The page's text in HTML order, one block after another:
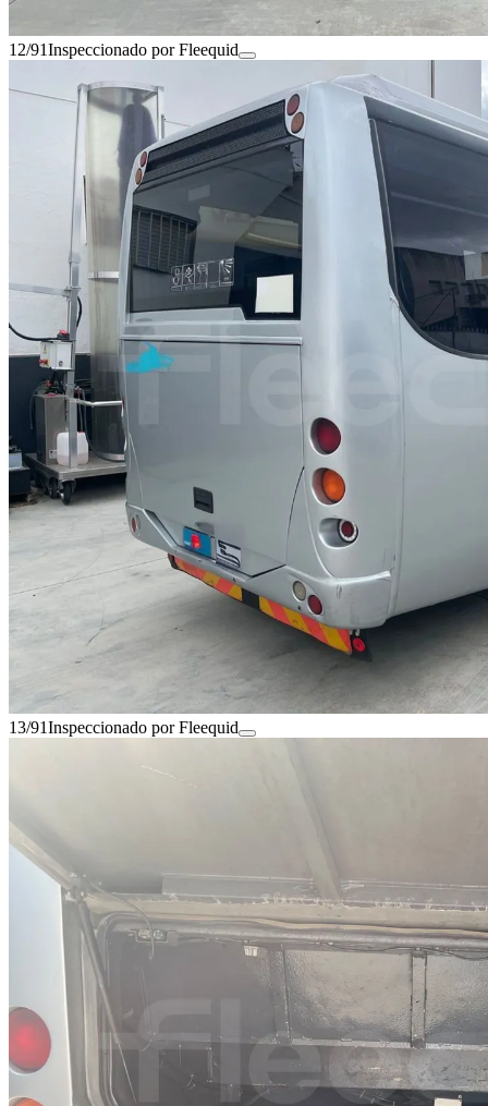
12/91Inspeccionado por Fleequid
13/91Inspeccionado por Fleequid